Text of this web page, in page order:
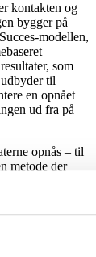
kontakten og
bygger på
modellen,
som
til
en opnået
ud fra på
opnås – til
metode der
at teste nye
over på